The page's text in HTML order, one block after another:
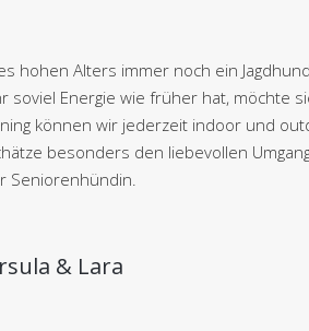
hohen Alters immer noch ein
soviel Energie wie früher hat, möchte
können wir jederzeit indoor und
besonders den liebevollen
Seniorenhündin.
& Lara